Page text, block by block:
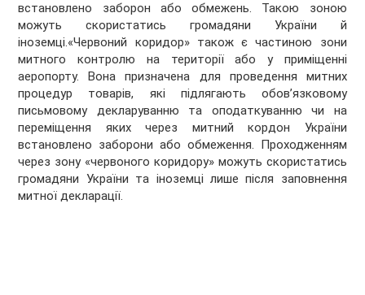
встановлено заборон або обмежень. Такою зоною
можуть скористатись громадяни України й
іноземці.«Червоний коридор» також є частиною зони
митного контролю на території або у приміщенні
аеропорту. Вона призначена для проведення митних
процедур товарів, які підлягають обов’язковому
письмовому декларуванню та оподаткуванню чи на
переміщення яких через митний кордон України
встановлено заборони або обмеження. Проходженням
через зону «червоного коридору» можуть скористатись
громадяни України та іноземці лише після заповнення
митної декларації.